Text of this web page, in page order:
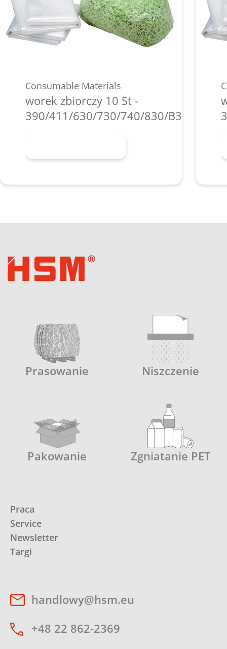
Consumable Materials
worek zbiorczy 10 St -
390/411/630/730/740/830/B35/P36i/
Prasowanie Niszczenie
Pakowanie Zgniatanie PET
Praca
Service
Newsletter
Targi
handlowy@hsm.eu
+48 22 862-2369